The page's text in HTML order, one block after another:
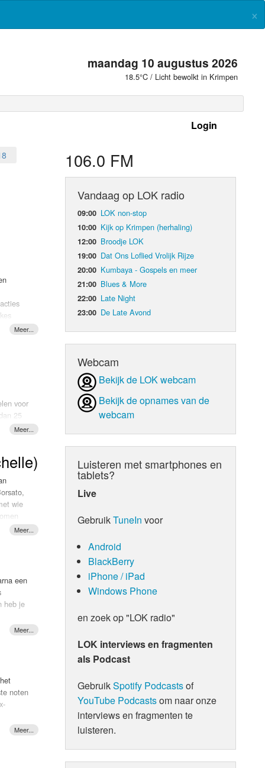
×
maandag 10 augustus 2026
18.5°C / Licht bewolkt in Krimpen
Login
en frequenties
Bepalend Orgaan
a/d IJssel
m’n
de
kies
als
voor
25
van
wie
en
dat ze
er
een
heb je
noten
Naar
106.0 FM
Vandaag op LOK radio
09:00 LOK non-stop
10:00 Kijk op Krimpen (herhaling)
12:00 Broodje LOK
19:00 Dat Ons Loflied Vrolijk Rijze
20:00 Kumbaya - Gospels en meer
21:00 Blues & More
22:00 Late Night
23:00 De Late Avond
Webcam
Bekijk de LOK webcam
Bekijk de opnames van de
webcam
Luisteren met smartphones en
tablets?
Live
GebruikTuneIn voor
Android
BlackBerry
iPhone / iPad
Windows Phone
en zoek op "LOK radio"
LOK interviews en fragmenten
als Podcast
GebruikSpotify Podcastsof
YouTube Podcastsom naar onze
interviews en fragmenten te
luisteren.